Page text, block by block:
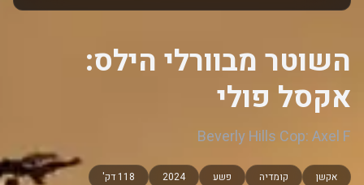
השוטר מבוורלי הילס:
אקסל פולי
Beverly Hills Cop: Axel F
אקשן קומדיה פשע 2024 118 דק'